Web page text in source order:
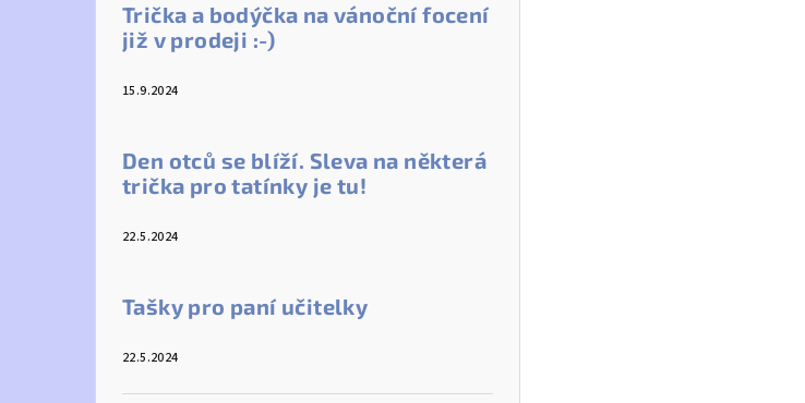
Trička a bodýčka na vánoční focení
již v prodeji :-)
15.9.2024
Den otců se blíží. Sleva na některá
trička pro tatínky je tu!
22.5.2024
Tašky pro paní učitelky
22.5.2024